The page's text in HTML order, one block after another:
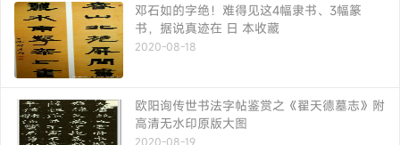
邓石如的字绝！难得见这4幅隶书、3幅篆
书，据说真迹在 日 本收藏
2020-08-18
欧阳询传世书法字帖鉴赏之《翟天德墓志》附
高清无水印原版大图
2020-08-19